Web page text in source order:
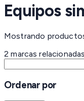
Equipos
Mostrando
2 marcas relacionadas
Ordenar por